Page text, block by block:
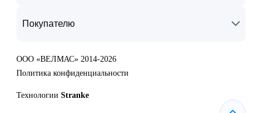
Покупателю
ООО «ВЕЛМАС» 2014-2026
Политика конфиденциальности
Технологии Stranke